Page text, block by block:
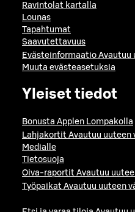
Ravintolat kartalla
Lounas
Tapahtumat
Saavutettavuus
Evästeinformaatio Avautuu
Muuta evästeasetuksia
Yleiset tiedot
Bonusta Applen Lompakolla
Lahjakortit Avautuu uuteen
Medialle
Tietosuoja
Oiva-raportit Avautuu
Työpaikat Avautuu uuteen